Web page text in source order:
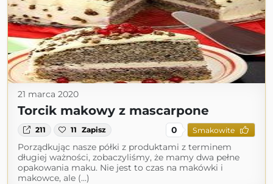
21 marca 2020
Torcik makowy z mascarpone
211 11 Zapisz 0 Smakowite
Porządkując nasze półki z produktami z terminem
długiej ważności, zobaczyliśmy, że mamy dwa pełne
opakowania maku. Nie jest to czas na makówki i
makowce, ale (...)